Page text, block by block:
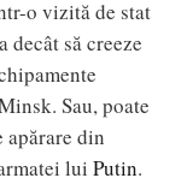
o vizită de stat
să creeze
Sau, poate
din
lui Putin.